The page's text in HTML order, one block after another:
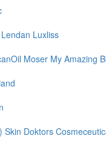
Lendan Luxliss
Moser My Amazing
Skin Doktors